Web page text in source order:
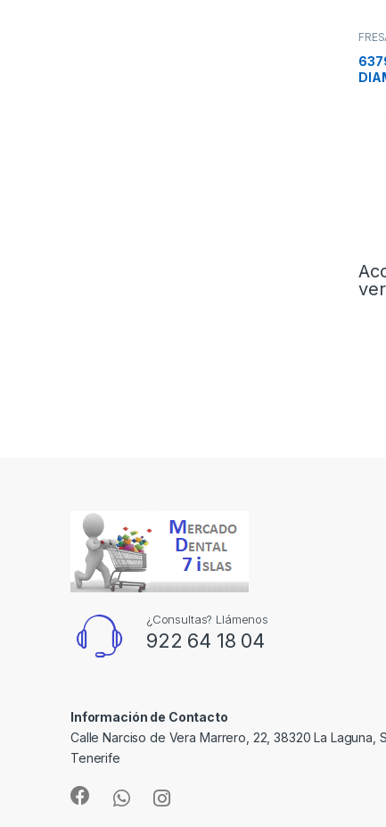
¿Consultas? Llámenos
922 64 18 04
Información de Contacto
Calle Narciso de Vera Marrero, 22, 38320 La Laguna,
Tenerife